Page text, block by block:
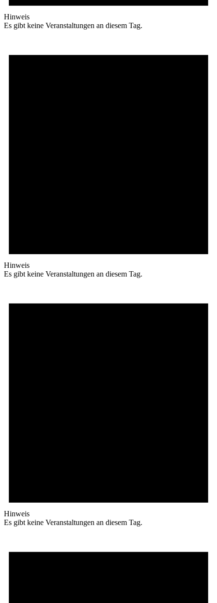
Hinweis
Es gibt keine Veranstaltungen an diesem Tag.
Hinweis
Es gibt keine Veranstaltungen an diesem Tag.
Hinweis
Es gibt keine Veranstaltungen an diesem Tag.